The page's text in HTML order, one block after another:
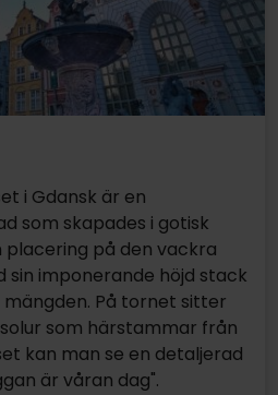
i Gdansk är en
som skapades i gotisk
placering på den vackra
sin imponerande höjd stack
På tornet sitter
som härstammar från
kan man se en detaljerad
är våran dag".